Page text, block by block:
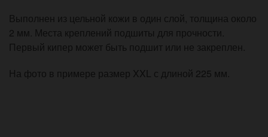
Выполнен из цельной кожи в один слой, толщина около
2 мм. Места креплений подшиты для прочности.
Первый кипер может быть подшит или не закреплен.
На фото в примере размер XXL с длиной 225 мм.